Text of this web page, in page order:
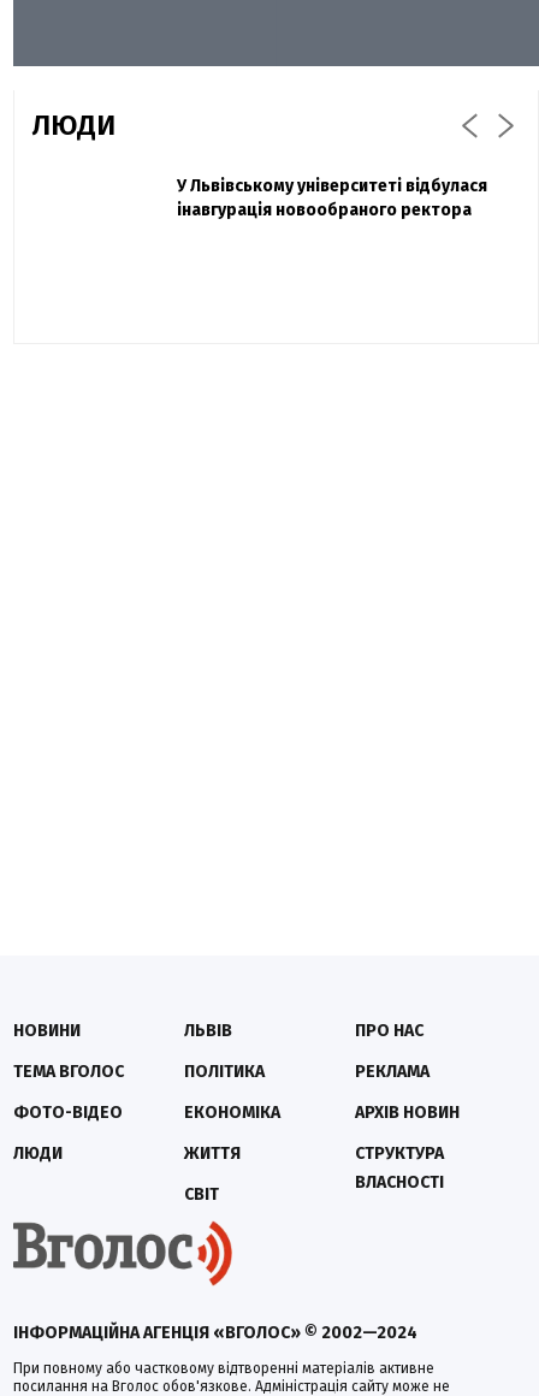
ЛЮДИ
Павло Дак
«Час не лікує, лише притуплює біль»:
Захисник "Азовсталі" Діанов вдруге
одружився та показав фото з весілля
У Львівському університеті відбулася
інавгурація новообраного ректора
ІНФОРМАЦІЙНА АГЕНЦІЯ «ВГОЛОС» © 2002—2024
При повному або частковому відтворенні матеріалів активне
посилання на Вголос обов'язкове. Адміністрація сайту може не
НОВИНИ
ТЕМА ВГОЛОС
ФОТО-ВІДЕО
ЛЮДИ
ЛЬВІВ
ПОЛІТИКА
ЕКОНОМІКА
ЖИТТЯ
СВІТ
ПРО НАС
РЕКЛАМА
АРХІВ НОВИН
СТРУКТУРА
ВЛАСНОСТІ